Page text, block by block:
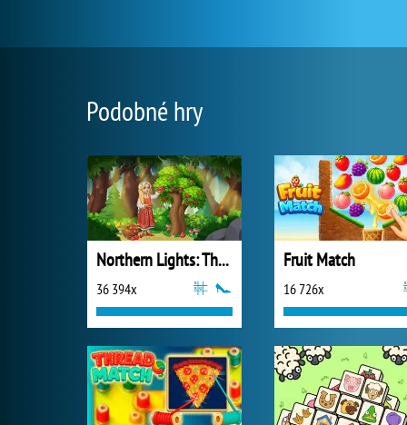
Podobné hry
Northern Lights: The Secret of the Forest
36 394x
Fruit Match
16 726x